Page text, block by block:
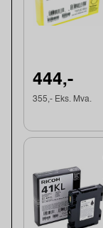
444,-
355,- Eks. Mva.